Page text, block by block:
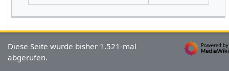
Diese Seite wurde bisher 1.521-mal
abgerufen.